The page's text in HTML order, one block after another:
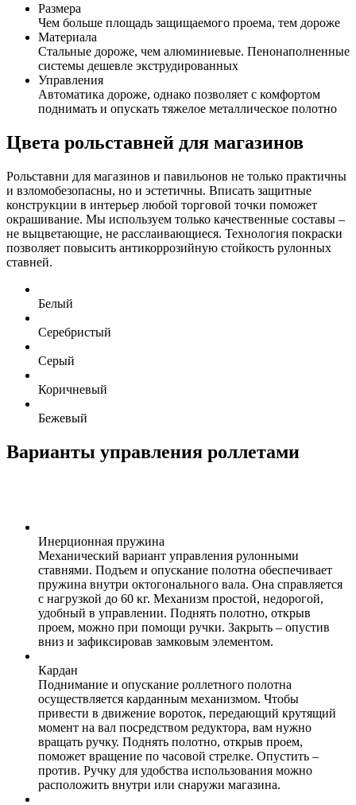
Размера
Чем больше площадь защищаемого проема, тем дороже
Материала
Стальные дороже, чем алюминиевые. Пенонаполненные
системы дешевле экструдированных
Управления
Автоматика дороже, однако позволяет с комфортом
поднимать и опускать тяжелое металлическое полотно
Цвета рольставней для магазинов
Рольставни для магазинов и павильонов не только практичны
и взломобезопасны, но и эстетичны. Вписать защитные
конструкции в интерьер любой торговой точки поможет
окрашивание. Мы используем только качественные составы –
не выцветающие, не расслаивающиеся. Технология покраски
позволяет повысить антикоррозийную стойкость рулонных
ставней.
Белый
Серебристый
Серый
Коричневый
Бежевый
Варианты управления роллетами
Инерционная пружина
Механический вариант управления рулонными
ставнями. Подъем и опускание полотна обеспечивает
пружина внутри октогонального вала. Она справляется
с нагрузкой до 60 кг. Механизм простой, недорогой,
удобный в управлении. Поднять полотно, открыв
проем, можно при помощи ручки. Закрыть – опустив
вниз и зафиксировав замковым элементом.
Кардан
Поднимание и опускание роллетного полотна
осуществляется карданным механизмом. Чтобы
привести в движение вороток, передающий крутящий
момент на вал посредством редуктора, вам нужно
вращать ручку. Поднять полотно, открыв проем,
поможет вращение по часовой стрелке. Опустить –
против. Ручку для удобства использования можно
расположить внутри или снаружи магазина.